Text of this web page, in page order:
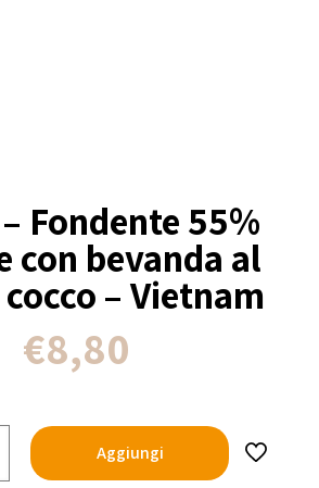
Fondente 55%
con bevanda al
– Vietnam
€8,80
Aggiungi